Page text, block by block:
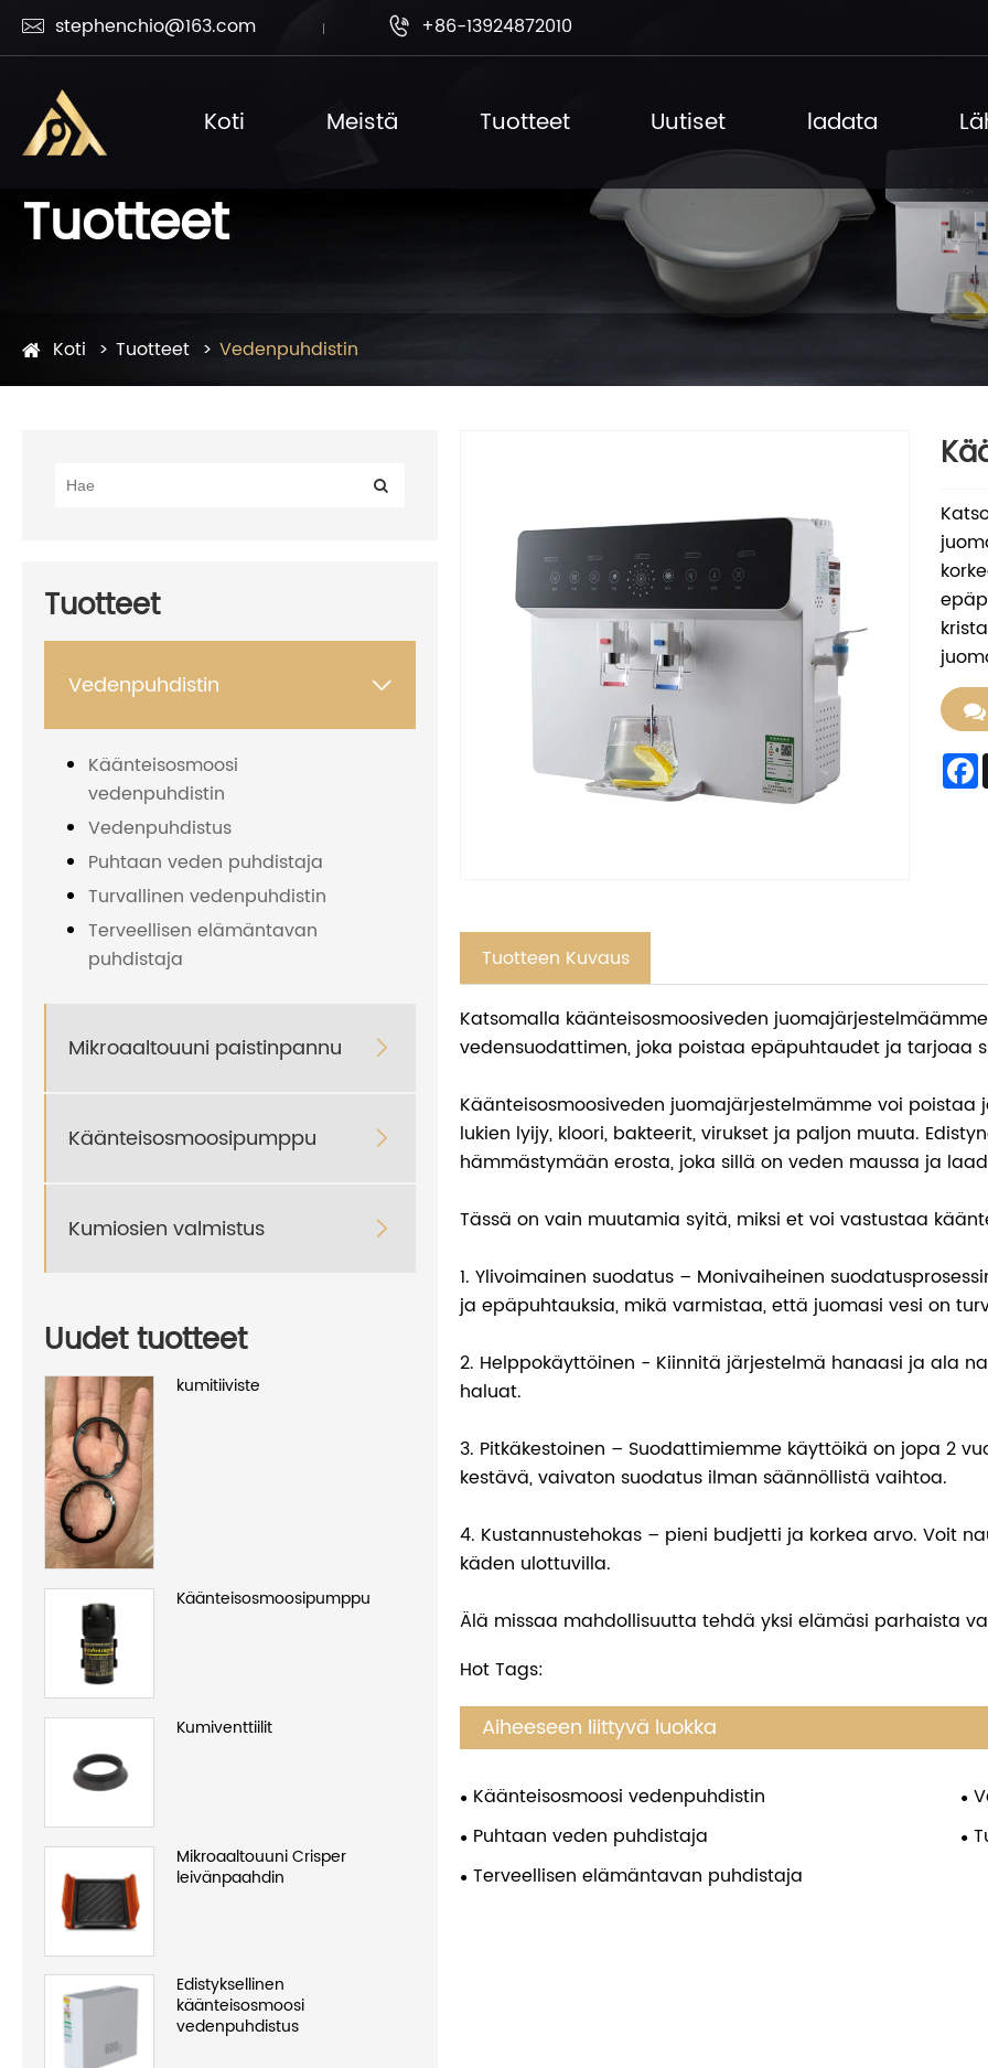
 stephenchio@163.com  +86-13924872010
Koti Meistä Tuotteet Uutiset ladata
Tuotteet
Koti Tuotteet Vedenpuhdistin
Tuotteet
Vedenpuhdistin 
Käänteisosmoosi
vedenpuhdistin
Vedenpuhdistus
Puhtaan veden puhdistaja
Turvallinen vedenpuhdistin
Terveellisen elämäntavan
puhdistaja
Mikroaaltouuni paistinpannu 
Käänteisosmoosipumppu 
Kumiosien valmistus 
Uudet tuotteet
kumitiiviste
Käänteisosmoosipumppu
Kumiventtiilit
Mikroaaltouuni Crisper
leivänpaahdin
Edistyksellinen
käänteisosmoosi
vedenpuhdistus
Tuotteen Kuvaus
Katsomalla käänteisosmoosiveden
vedensuodattimen, joka poistaa epäpuhtaudet ja tarjoaa
Käänteisosmoosiveden juomajärjestelmämme voi poistaa
lukien lyijy, kloori, bakteerit, virukset ja paljon muuta.
hämmästymään erosta, joka sillä on veden maussa ja
Tässä on vain muutamia syitä, miksi et voi vastustaa
1. Ylivoimainen suodatus – Monivaiheinen
ja epäpuhtauksia, mikä varmistaa, että juomasi vesi on
2. Helppokäyttöinen - Kiinnitä järjestelmä hanaasi ja ala
haluat.
3. Pitkäkestoinen – Suodattimiemme käyttöikä on jopa 2
kestävä, vaivaton suodatus ilman säännöllistä vaihtoa.
4. Kustannustehokas – pieni budjetti ja korkea arvo. Voit
käden ulottuvilla.
Älä missaa mahdollisuutta tehdä yksi elämäsi parhaista
Hot Tags:
Aiheeseen liittyvä luokka
Käänteisosmoosi vedenpuhdistin
Puhtaan veden puhdistaja
Terveellisen elämäntavan puhdistaja